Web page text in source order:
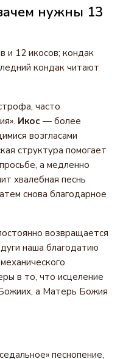
нужны 13
и 12 икосов; кондак
кондак читают
часто
Икос — более
возгласами
структура помогает
а медленно
хвалебная песнь
снова благодарное
возвращается
наша благодатию
в то, что исцеление
а Матерь Божия
песнопение,